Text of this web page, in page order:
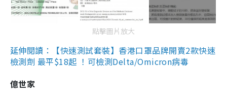
點擊圖片放大
延伸閱讀：【快速測試套裝】香港口罩品牌開賣2款快速
檢測劑 最平$18起 ！可檢測Delta/Omicron病毒
億世家